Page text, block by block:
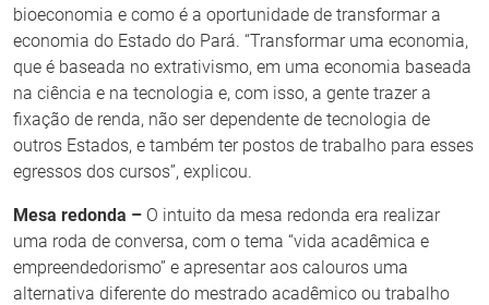
bioeconomia e como é a oportunidade de transformar a
economia do Estado do Pará. “Transformar uma economia,
que é baseada no extrativismo, em uma economia baseada
na ciência e na tecnologia e, com isso, a gente trazer a
fixação de renda, não ser dependente de tecnologia de
outros Estados, e também ter postos de trabalho para esses
egressos dos cursos”, explicou.
Mesa redonda – O intuito da mesa redonda era realizar
uma roda de conversa, com o tema “vida acadêmica e
empreendedorismo” e apresentar aos calouros uma
alternativa diferente do mestrado acadêmico ou trabalho